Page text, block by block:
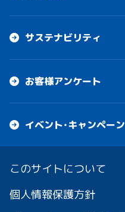
サステナビリティ
お客様アンケート
イベント・キャンペーン
このサイトについて
個人情報保護方針